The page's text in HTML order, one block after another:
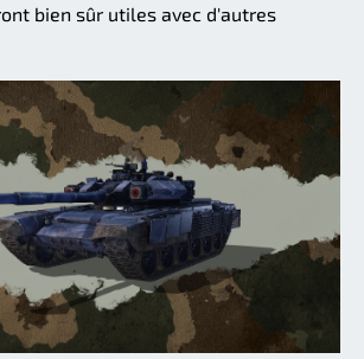
bien sûr utiles avec d'autres